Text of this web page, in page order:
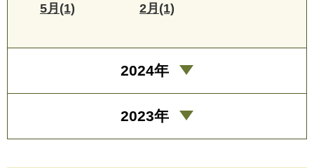
5月(1) 2月(1)
2024年
2023年